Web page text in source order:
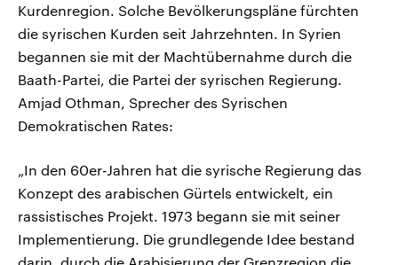
Kurdenregion. Solche Bevölkerungspläne fürchten
die syrischen Kurden seit Jahrzehnten. In Syrien
begannen sie mit der Machtübernahme durch die
Baath-Partei, die Partei der syrischen Regierung.
Amjad Othman, Sprecher des Syrischen
Demokratischen Rates:
„In den 60er-Jahren hat die syrische Regierung das
Konzept des arabischen Gürtels entwickelt, ein
rassistisches Projekt. 1973 begann sie mit seiner
Implementierung. Die grundlegende Idee bestand